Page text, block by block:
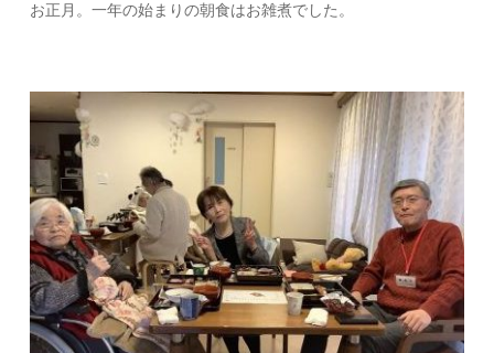
お正月。一年の始まりの朝食はお雑煮でした。